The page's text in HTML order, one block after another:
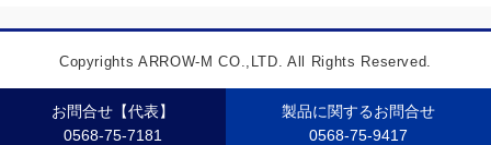
お問合せ【代表】
0568-75-7181
製品に関するお問合せ
0568-75-9417
Copyrights ARROW-M CO.,LTD. All Rights Reserved.